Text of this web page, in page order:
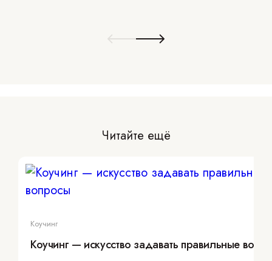
Читайте ещё
Коучинг
Коучинг — искусство задавать правильные